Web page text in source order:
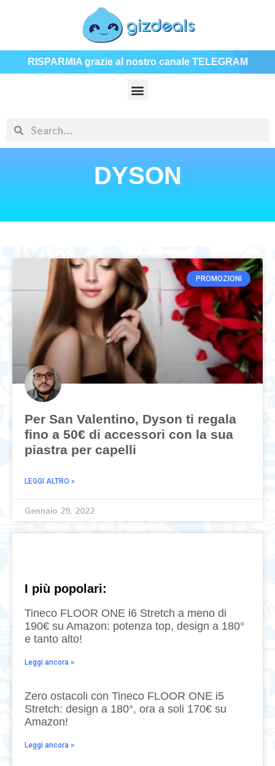
RISPARMIA grazie al nostro canale TELEGRAM
DYSON
PROMOZIONI
Per San Valentino, Dyson ti regala
fino a 50€ di accessori con la sua
piastra per capelli
LEGGI ALTRO »
Gennaio 29, 2022
I più popolari:
Tineco FLOOR ONE i6 Stretch a meno di
190€ su Amazon: potenza top, design a 180°
e tanto alto!
Leggi ancora »
Zero ostacoli con Tineco FLOOR ONE i5
Stretch: design a 180°, ora a soli 170€ su
Amazon!
Leggi ancora »